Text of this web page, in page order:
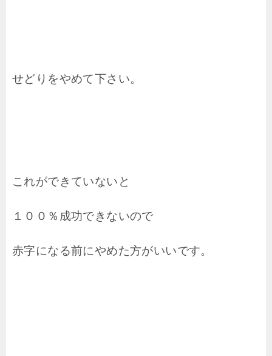
せどりをやめて下さい。
これができていないと
１００％成功できないので
赤字になる前にやめた方がいいです。